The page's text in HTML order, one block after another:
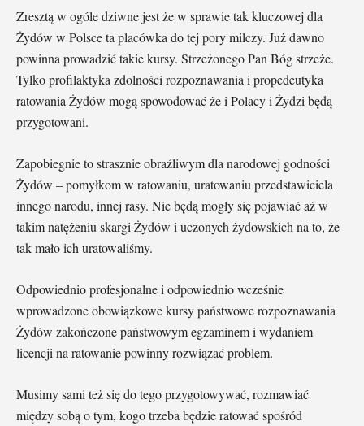
Zresztą w ogóle dziwne jest że w sprawie tak kluczowej dla
Żydów w Polsce ta placówka do tej pory milczy. Już dawno
powinna prowadzić takie kursy. Strzeżonego Pan Bóg strzeże.
Tylko profilaktyka zdolności rozpoznawania i propedeutyka
ratowania Żydów mogą spowodować że i Polacy i Żydzi będą
przygotowani.
Zapobiegnie to strasznie obraźliwym dla narodowej godności
Żydów – pomyłkom w ratowaniu, uratowaniu przedstawiciela
innego narodu, innej rasy. Nie będą mogły się pojawiać aż w
takim natężeniu skargi Żydów i uczonych żydowskich na to, że
tak mało ich uratowaliśmy.
Odpowiednio profesjonalne i odpowiednio wcześnie
wprowadzone obowiązkowe kursy państwowe rozpoznawania
Żydów zakończone państwowym egzaminem i wydaniem
licencji na ratowanie powinny rozwiązać problem.
Musimy sami też się do tego przygotowywać, rozmawiać
między sobą o tym, kogo trzeba będzie ratować spośród